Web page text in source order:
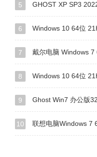
5 GHOST XP SP3
6 Windows 10 64位
7 戴尔电脑 Windows 7
8 Windows 10 64位
9 Ghost Win7 办公版
10 联想电脑Windows 7